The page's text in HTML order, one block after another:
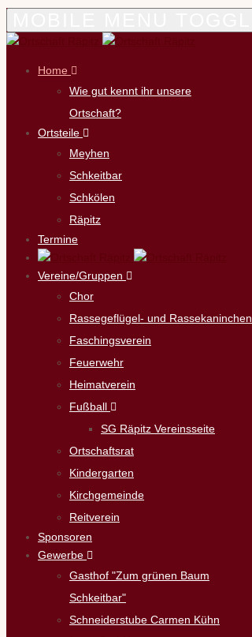
Home
Wie gut kennt ihr unsere
Ortschaft?
Ortsteile
Meyhen
Schkeitbar
Schkölen
Räpitz
Termine
Vereine/Gruppen
Chor
Rassegeflügel- und
Faschingsverein
Feuerwehr
Heimatverein
Fußball
SG Räpitz Vereinsseite
Ortschaftsrat
Kindergarten
Kirchgemeinde
Reitverein
Sponsoren
Gewerbe
Gasthof "Zum grünen Baum
Schkeitbar"
Schneiderstube Carmen Kühn